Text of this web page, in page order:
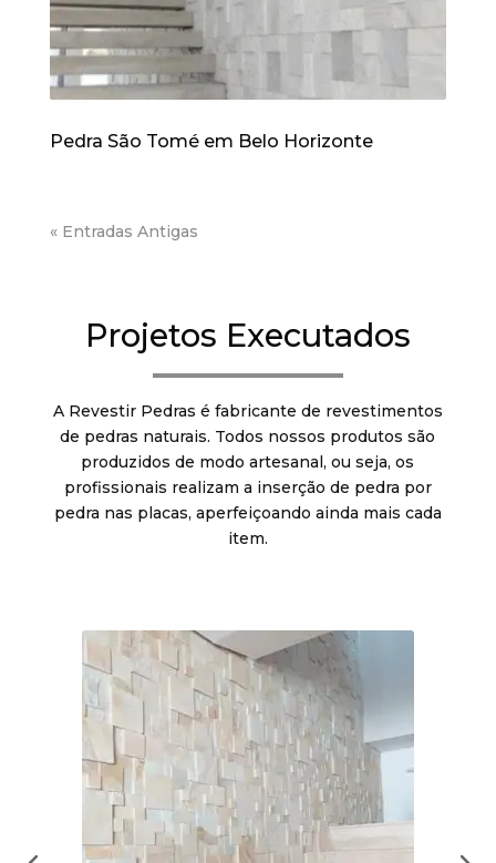
Pedra São Tomé em Belo Horizonte
« Entradas Antigas
Projetos Executados
A Revestir Pedras é fabricante de revestimentos
de pedras naturais. Todos nossos produtos são
produzidos de modo artesanal, ou seja, os
profissionais realizam a inserção de pedra por
pedra nas placas, aperfeiçoando ainda mais cada
item.